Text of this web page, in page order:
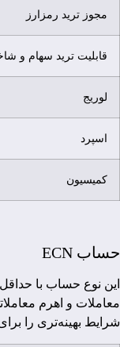
مجوز ترید رمزارز
قابلیت ترید سهام و
لوریج
اسپرد
کمیسیون
حساب ECN
شرایط بهینه‌تری را